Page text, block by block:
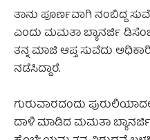
ತಾನು ಪೂರ್ಣವಾಗಿ ನಂಬಿದ್ದ
ಎಂದು ಮಮತಾ ಬ್ಯಾನರ್ಜಿ
ತನ್ನ ಮಾಜಿ ಆಪ್ತ ಸುವೆದು
ನಡೆಸಿದ್ದಾರೆ.
ಗುರುವಾರದಂದು
ದಾಳಿ ಮಾಡಿದ ಮಮತಾ